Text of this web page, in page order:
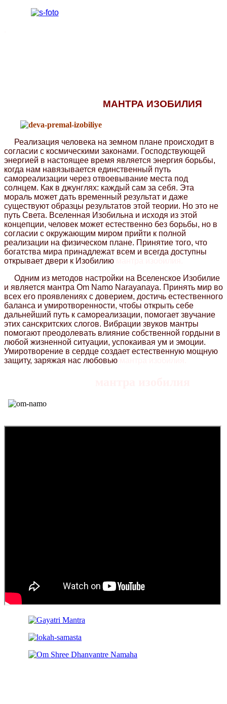
МАНТРА ИЗОБИЛИЯ
Реализация человека на земном плане происходит в
согласии с космическими законами. Господствующей
энергией в настоящее время является энергия борьбы,
когда нам навязывается единственный путь
самореализации через отвоевывание места под
солнцем. Как в джунглях: каждый сам за себя. Эта
мораль может дать временный результат и даже
существуют образцы результатов этой теории. Но это не
путь Света. Вселенная Изобильна и исходя из этой
концепции, человек может естественно без борьбы, но в
согласии с окружающим миром прийти к полной
реализации на физическом плане. Принятие того, что
богатства мира принадлежат всем и всегда доступны
открывает двери к Изобилию
Одним из методов настройки на Вселенское Изобилие
и является мантра Om Namo Narayanaya. Принять мир во
всех его проявлениях с доверием, достичь естественного
баланса и умиротворенности, чтобы открыть себе
дальнейший путь к самореализации, помогает звучание
этих санскритских слогов. Вибрации звуков мантры
помогают преодолевать влияние собственной гордыни в
любой жизненной ситуации, успокаивая ум и эмоции.
Умиротворение в сердце создает естественную мощную
защиту, заряжая нас любовью